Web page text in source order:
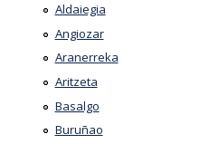
Aldaiegia
Angiozar
Aranerreka
Aritzeta
Basalgo
Buruñao